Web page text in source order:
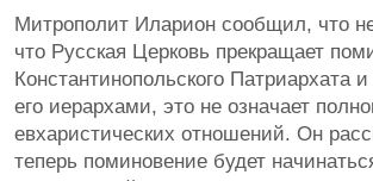
Митрополит Иларион сообщил, что
что Русская Церковь прекращает
Константинопольского Патриархата
его иерархами, это не означает
евхаристических отношений. Он
теперь поминовение будет